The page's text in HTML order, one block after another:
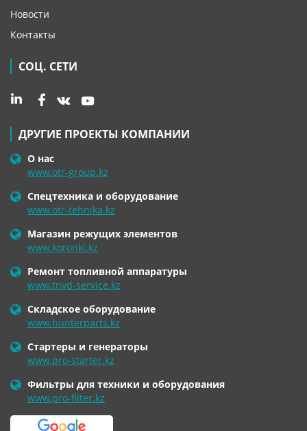
Новости
Контакты
СОЦ. СЕТИ
ДРУГИЕ ПРОЕКТЫ КОМПАНИИ
О нас
www.otr-group.kz
Спецтехника и оборудование
www.otr-tehnika.kz
Магазин режущих элементов
www.koronki.kz
Ремонт топливной аппаратуры
www.tnvd-service.kz
Складское оборудование
www.hunterparts.kz
Стартеры и генераторы
www.pro-starter.kz
Фильтры для техники и оборудования
www.pro-filter.kz